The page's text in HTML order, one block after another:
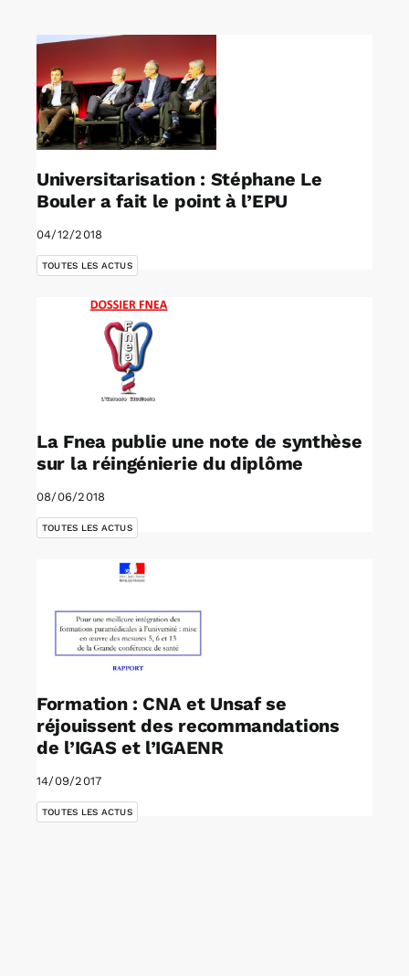
Rechercher:
Annonces emploi
Universitarisation : Stéphane Le
Bouler a fait le point à l’EPU
04/12/2018
TOUTES LES ACTUS
La Fnea publie une note de synthèse
sur la réingénierie du diplôme
08/06/2018
TOUTES LES ACTUS
Formation : CNA et Unsaf se
réjouissent des recommandations
de l’IGAS et l’IGAENR
14/09/2017
TOUTES LES ACTUS